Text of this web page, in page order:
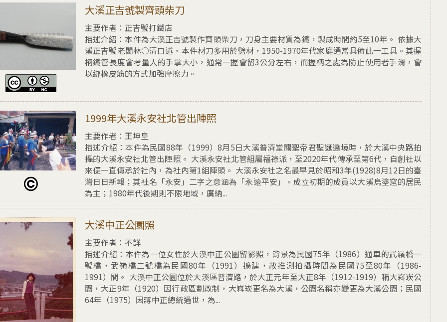
大溪正吉號製齊頭柴刀大溪正吉號製齊頭柴刀
主要作者：正吉號打鐵店
描述介紹：本件為大溪正吉號製作齊頭柴刀，刀身主要材質為鐵，製成時間約5至10年。 依據大
溪正吉號老闆林○清口述，本件材刀多用於劈材，1950-1970年代家庭通常具備此一工具。其握
柄鐵管長度會考量人的手掌大小，通常一握會留3公分左右，而握柄之處為防止使用者手滑，會
以綁橡皮筋的方式加強摩擦力。
1999年大溪永安社北管出陣照1999年大溪永安社北管出陣照
主要作者：王坤皇
描述介紹：本件為民國88年（1999）8月5日大溪普濟堂關聖帝君聖誕遶境時，於大溪中央路拍
攝的大溪永安社北管出陣照。 大溪永安社北管組屬福祿派，至2020年代傳承至第6代，自創社以
來便一直傳承於社內，為社內第1組陣頭。 大溪永安社之名最早見於昭和3年(1928)8月12日的臺
灣日日新報；其社名「永安」二字之意涵為「永遠平安」。成立初期的成員以大溪烏塗窟的居民
為主；1980年代後期則不限地域，廣納...
大溪中正公園照 大溪中正公園照
主要作者：不詳
描述介紹： 本件為一位女性於大溪中正公園留影照，背景為民國75年（1986）通車的武嶺橋一
號橋，武嶺橋二號橋為民國80年（1991）擴建，故推測拍攝時間為民國75至80年（1986-
1991）間。 大溪中正公園位於大溪區普濟路，於大正元年至大正8年（1912-1919）稱大嵙崁公
園，大正9年（1920）因行政區劃改制，大嵙崁更名為大溪，公園名稱亦變更為大溪公園；民國
64年（1975）因蔣中正總統過世，為...